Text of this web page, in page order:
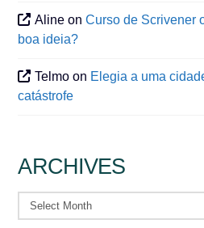
Aline onCurso de Scrivener
boa ideia?
Telmo on Elegia a uma
catástrofe
ARCHIVES
Archives